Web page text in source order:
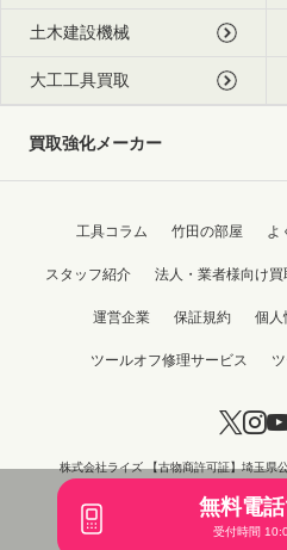
無料電
受付時間
土木建設機械
大工工具買取
買取強化メーカー
工具コラム 竹田の部屋 よ
スタッフ紹介 法人・業者様向け買
運営企業 保証規約 個人
ツールオフ修理サービス
株式会社ライズ 【古物商許可証】埼玉